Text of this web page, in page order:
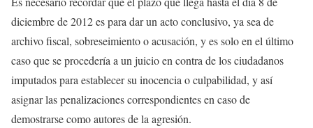
diciembre de 2012 es para dar un acto conclusivo, ya sea de
archivo fiscal, sobreseimiento o acusación, y es solo en el último
caso que se procedería a un juicio en contra de los ciudadanos
imputados para establecer su inocencia o culpabilidad, y así
asignar las penalizaciones correspondientes en caso de
demostrarse como autores de la agresión.